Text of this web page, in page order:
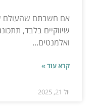
אם חשבתם שהעולם
שיווקיים בלבד,
ואלמנטים...
קרא עוד »
יול 21, 2025